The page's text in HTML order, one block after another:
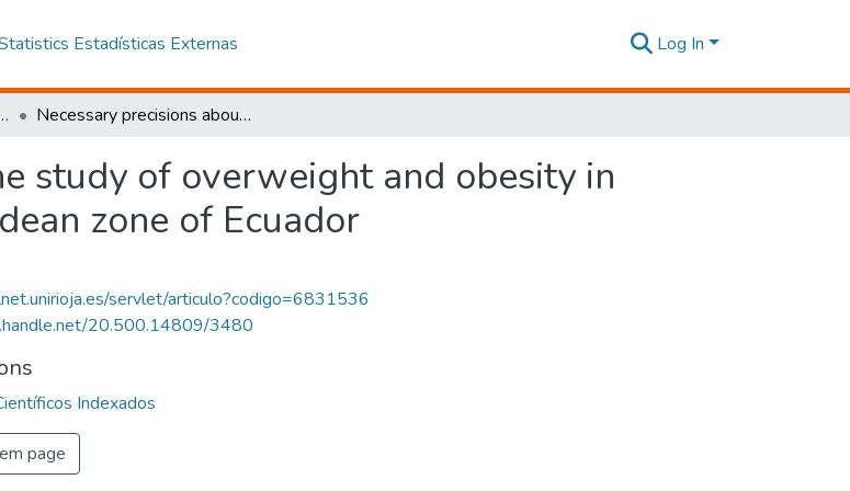
Estadísticas Externas Log In
Indexados Necessary precisions about the study of overweight and obesity in adolescents of the central Andean zone of Ecuador
study of overweight and obesity in
zone of Ecuador
servlet/articulo?codigo=6831536
20.500.14809/3480
Indexados
page